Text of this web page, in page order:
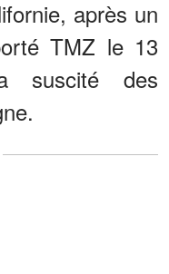
après un
TMZ le 13
suscité des